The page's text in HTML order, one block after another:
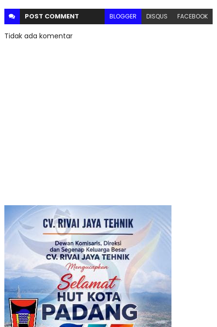
POST COMMENT BLOGGER DISQUS FACEBOOK
Tidak ada komentar